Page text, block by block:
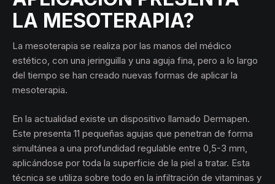
LA MESOTERAPIA?
La mesoterapia se realiza por las manos del médico
estético, con una jeringuilla y una aguja fina, pero a lo largo
del tiempo se han creado nuevas formas de aplicar la
mesoterapia.
En la actualidad existe un dispositivo llamado Dermapen.
Este presenta 11 pequeñas agujas que penetran de forma
simultánea a una profundidad regulable entre 0,5-3 mm,
aplicándose por toda la superficie de la piel a tratar. Esta
técnica se utiliza sobre todo en la infiltración de vitaminas y